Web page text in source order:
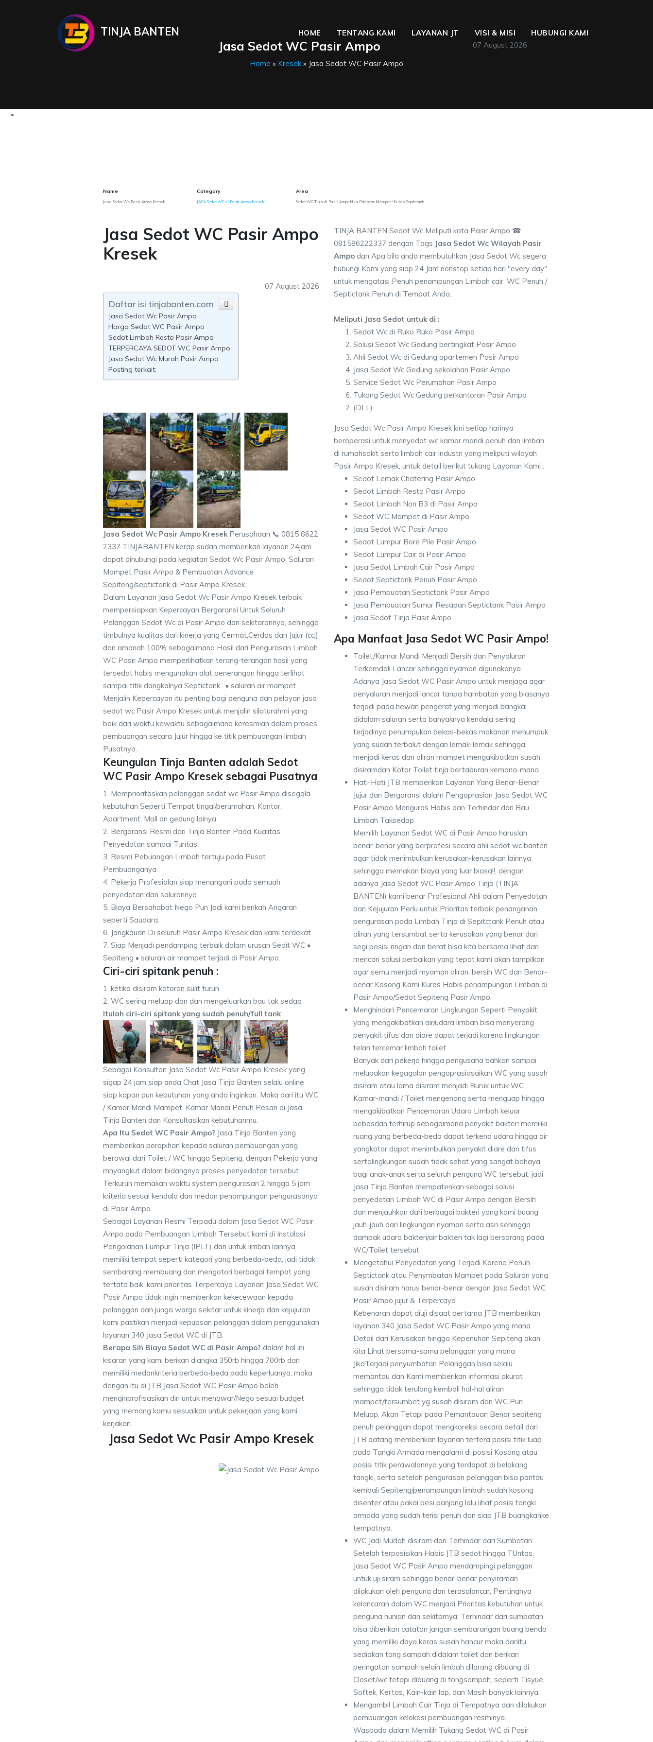
TINJA BANTEN HOME TENTANG KAMI LAYANAN JT VISI & MISI
HUBUNGI KAMI
07 August 2026
Jasa Sedot WC Pasir Ampo
Home » Kresek» Jasa Sedot WC Pasir Ampo
Name
Jasa Sedot Wc Pasir Ampo Kresek
Category
JASA Sedot WC di Pasir Ampo Kresek
Area
Sedot WC/Tinja di Pasir Ampo bisa Pelancar Mampet / Kuras Septictank
Jasa Sedot WC Pasir Ampo
Kresek
07 August 2026
Daftar isi tinjabanten.com
Jasa Sedot Wc Pasir Ampo
Harga Sedot WC Pasir Ampo
Sedot Limbah Resto Pasir Ampo
TERPERCAYA SEDOT WC Pasir Ampo
Jasa Sedot Wc Murah Pasir Ampo
Posting terkait:
Jasa Sedot Wc Pasir Ampo Kresek Perusahaan 📞 0815 8622
2337 TINJABANTEN kerap sudah memberikan layanan 24jam
dapat dihubungi pada kegiatan Sedot Wc Pasir Ampo, Saluran
Mampet Pasir Ampo & Pembuatan Advance
Sepiteng/septictank di Pasir Ampo Kresek.
Dalam Layanan Jasa Sedot Wc Pasir Ampo Kresek terbaik
mempersiapkan Kepercayan Bergaransi Untuk Seluruh
Pelanggan Sedot Wc di Pasir Ampo dan sekitarannya, sehingga
timbulnya kualitas dari kinerja yang Cermat,Cerdas dan Jujur (ccj)
dan amanah 100% sebagaimana Hasil dari Pengurasan Limbah
WC Pasir Ampo memperlihatkan terang-terangan hasil yang
tersedot habis mengunakan alat penerangan hingga terlihat
sampai titik dangkalnya Septictank . • saluran air mampet
Menjalin Kepercayan itu penting bagi penguna dan pelayan jasa
sedot wc Pasir Ampo Kresek untuk menjalin silaturahmi yang
baik dari waktu kewaktu sebagaimana keresmian dalam proses
pembuangan secara Jujur hingga ke titik pembuangan limbah
Pusatnya.
Keungulan Tinja Banten adalah Sedot
WC Pasir Ampo Kresek sebagai Pusatnya
1. Memprioritaskan pelanggan sedot wc Pasir Ampo disegala
kebutuhan Seperti Tempat tingal/perumahan, Kantor,
Apartment, Mall dn gedung lainya.
2. Bergaransi Resmi dari Tinja Banten Pada Kualitas
Penyedotan sampai Tuntas.
3. Resmi Pebuangan Limbah tertuju pada Pusat
Pembuanganya.
4. Pekerja Profesiolan siap menangani pada semuah
penyedotan dan salurannya.
5. Biaya Bersahabat Nego Pun Jadi kami berikah Angaran
seperti Saudara.
6. Jangkauan Di seluruh Pasir Ampo Kresek dan kami terdekat.
7. Siap Menjadi pendamping terbaik dalam urusan Sedit WC •
Sepiteng • saluran air mampet terjadi di Pasir Ampo.
Ciri-ciri spitank penuh :
1. ketika disiram kotoran sulit turun
2. WC sering meluap dan dan mengeluarkan bau tak sedap
Itulah ciri-ciri spitank yang sudah penuh/full tank
Sebagai Konsultan Jasa Sedot Wc Pasir Ampo Kresek yang
sigap 24 jam siap anda Chat Jasa Tinja Banten selalu online
siap kapan pun kebutuhan yang anda inginkan. Maka dari itu WC
/ Kamar Mandi Mampet, Kamar Mandi Penuh Pesan di Jasa
Tinja Banten dan Konsultasikan kebutuhanmu.
Apa Itu Sedot WC Pasir Ampo? Jasa Tinja Banten yang
memberikan perapihan kepada saluran pembuangan yang
berawal dari Toilet / WC hingga Sepiteng, dengan Pekerja yang
mnyangkut dalam bidangnya proses penyedotan tersebut
Terkurun memakan waktu system pengurasan 2 hingga 5 jam
kriteria sesuai kendala dan medan penampungan pengurasanya
di Pasir Ampo.
Sebagai Layanan Resmi Terpadu dalam Jasa Sedot WC Pasir
Ampo pada Pembuangan Limbah Tersebut kami di Instalasi
Pengolahan Lumpur Tinja (IPLT) dan untuk limbah lainnya
memiliki tempat seperti kategori yang berbeda-beda, jadi tidak
sembarang membuang dan mengotori berbagai tempat yang
tertata baik, kami prioritas Terpercaya Layanan Jasa Sedot WC
Pasir Ampo tidak ingin memberikan kekecewaan kepada
pelanggan dan junga warga sekitar untuk kinerja dan kejujuran
kami pastikan menjadi kepuasan pelanggan dalam penggunakan
layanan 340 Jasa Sedot WC di JTB.
Berapa Sih Biaya Sedot WC di Pasir Ampo? dalam hal ini
kisaran yang kami berikan diangka 350rb hingga 700rb dan
memiliki medankriteria berbeda-beda pada keperluanya, maka
dengan itu di JTB Jasa Sedot WC Pasir Ampo boleh
menginprofisasikan diri untuk menawar/Nego sesuai budget
yang memang kamu sesuaikan untuk pekerjaan yang kami
kerjakan.
Jasa Sedot Wc Pasir Ampo Kresek
TINJA BANTEN Sedot Wc Meliputi kota Pasir Ampo ☎
081586222337 dengan Tags Jasa Sedot Wc Wilayah Pasir
Ampo dan Apa bila anda membutuhkan Jasa Sedot Wc segera
hubungi Kami yang siap 24 Jam nonstop setiap hari "every day"
untuk mengatasi Penuh penampungan Limbah cair, WC Penuh /
Septictank Penuh di Tempat Anda.
Meliputi Jasa Sedot untuk di :
Sedot Wc di Ruko Ruko Pasir Ampo
Solusi Sedot Wc Gedung bertingkat Pasir Ampo
Ahli Sedot Wc di Gedung apartemen Pasir Ampo
Jasa Sedot Wc Gedung sekolahan Pasir Ampo
Service Sedot Wc Perumahan Pasir Ampo
Tukang Sedot Wc Gedung perkantoran Pasir Ampo
(DLL)
Jasa Sedot Wc Pasir Ampo Kresek kini setiap harinya
beroperasi untuk menyedot wc kamar mandi penuh dan limbah
di rumahsakit serta limbah cair industri yang meliputi wilayah
Pasir Ampo Kresek, untuk detail berikut tukang Layanan Kami :
Sedot Lemak Chatering Pasir Ampo
Sedot Limbah Resto Pasir Ampo
Sedot Limbah Non B3 di Pasir Ampo
Sedot WC Mampet di Pasir Ampo
Jasa Sedot WC Pasir Ampo
Sedot Lumpur Bore Pile Pasir Ampo
Sedot Lumpur Cair di Pasir Ampo
Jasa Sedot Limbah Cair Pasir Ampo
Sedot Septictank Penuh Pasir Ampo
Jasa Pembuatan Septictank Pasir Ampo
Jasa Pembuatan Sumur Resapan Septictank Pasir Ampo
Jasa Sedot Tinja Pasir Ampo
Apa Manfaat Jasa Sedot WC Pasir Ampo!
Toilet/Kamar Mandi Menjadi Bersih dan Penyaluran
Terkerndali Lancar sehingga nyaman digunakanya
Adanya Jasa Sedot WC Pasir Ampo untuk menjaga agar
penyaluran menjadi lancar tanpa hambatan yang biasanya
terjadi pada hewan pengerat yang menjadi bangkai
didalam saluran serta banyaknya kendala sering
terjadinya penumpukan bekas-bekas makanan menumpuk
yang sudah terbalut dengan lemak-lemak sehingga
menjadi keras dan aliran mampet mengakibatkan susah
disiramdan Kotor Toilet tinja bertaburan kemana-mana.
Hati-Hati JTB memberikan Layanan Yang Benar-Benar
Jujur dan Bergaransi dalam Pengoprasian Jasa Sedot WC
Pasir Ampo Menguras Habis dan Terhindar dari Bau
Limbah Taksedap
Memilih Layanan Sedot WC di Pasir Ampo haruslah
benar-benar yang berprofesi secara ahli sedot wc banten
agar tidak menimbulkan kerusakan-kerusakan lainnya
sehingga memakan biaya yang luar biasa!!, dengan
adanya Jasa Sedot WC Pasir Ampo Tinja (TINJA
BANTEN) kami benar Profesional Ahli dalam Penyedotan
dan Kejujuran Perlu untuk Prioritas terbaik penanganan
pengurasan pada Limbah Tinja di Sepitctank Penuh atau
aliran yang tersumbat serta kerusakan yang benar dari
segi posisi ringan dan berat bisa kita bersama lihat dan
mencari solusi perbaikan yang tepat kami akan tampilkan
agar semu menjadi myaman aliran, bersih WC dan Benar-
benar Kosong Kami Kuras Habis penampungan Limbah di
Pasir Ampo/Sedot Sepiteng Pasir Ampo.
Menghindari Pencemaran Lingkungan Seperti Penyakit
yang mengakibatkan air/udara limbah bisa menyerang
penyakit tifus dan diare dapat terjadi karena lingkungan
telah tercemar limbah toilet
Banyak dari pekerja hingga pengusaha bahkan sampai
melupakan kegagalan pengoprasiasaikan WC yang susah
disiram atau lama disiram menjadi Buruk untuk WC
Kamar-mandi / Toilet mengenang serta menguap hingga
mengakibatkan Pencemaran Udara Limbah keluar
bebasdan terhirup sebagaimana penyakit bakteri memiliki
ruang yang berbeda-beda dapat terkena udara hingga air
yangkotor dapat menimbulkan penyakit diare dan tifus
sertalingkungan sudah tidak sehat yang sangat bahaya
bagi anak-anak serta seluruh penguna WC tersebut, jadi
Jasa Tinja Banten mempatenkan sebagai solusi
penyedotan Limbah WC di Pasir Ampo dengan Bersih
dan menjauhkan dari berbagai bakteri yang kami buang
jauh-jauh dari lingkungan nyaman serta asri sehingga
dampak udara bakteri/air bakteri tak lagi bersarang pada
WC/Toilet tersebut.
Mengetahui Penyedotan yang Terjadi Karena Penuh
Septictank atau Penymbatan Mampet pada Saluran yang
susah disiram harus benar-benar dengan Jasa Sedot WC
Pasir Ampo jujur & Terpercaya
Kebenaran dapat diuji disaat pertama JTB memberikan
layanan 340 Jasa Sedot WC Pasir Ampo yang mana
Detail dari Kerusakan hingga Kepenuhan Sepiteng akan
kita Lihat bersama-sama pelanggan yang mana
JikaTerjadi penyumbatan Pelanggan bisa selalu
memantau dan Kami memberikan informasi akurat
sehingga tidak terulang kembali hal-hal aliran
mampet/tersumbet yg susah disiram dan WC Pun
Meluap, Akan Tetapi pada Pemantauan Benar sepiteng
penuh pelanggan dapat mengkoreksi secara detail dari
JTB datang memberikan layanan tertera posisi titik luap
pada Tangki Armada mengalami di posisi Kosong atau
posisi titik perawalannya yang terdapat di belakang
tangki, serta setelah pengurasan pelanggan bisa pantau
kembali Sepiteng/penampungan limbah sudah kosong
disenter atau pakai besi panjang lalu lihat posisi tangki
armada yang sudah terisi penuh dan siap JTB buangkanke
tempatnya.
WC Jadi Mudah disiram dan Terhindar dari Sumbatan.
Setelah terposisikan Habis JTB sedot hingga TUntas,
Jasa Sedot WC Pasir Ampo mendampingi pelanggan
untuk uji siram sehingga benar-benar penyiraman
dilakukan oleh penguna dan terasalancar, Pentingnya
kelancaran dalam WC menjadi Prioritas kebutuhan untuk
penguna hunian dan sekitarnya, Terhindar dari sumbatan
bisa diberikan catatan jangan sembarangan buang benda
yang memiliki daya keras susah hancur maka dariitu
sediakan tong sampah didalam toilet dan berikan
peringatan sampah selain limbah dilarang dibuang di
Closet/wc tetapi dibuang di tongsampah, seperti Tisyue,
Softek, Kertas, Kain-kain lap, dan Masih banyak lainnya.
Mengambil Limbah Cair Tinja di Tempatnya dan dilakukan
pembuangan kelokasi pembuangan resminya.
Waspada dalam Memilih Tukang Sedot WC di Pasir